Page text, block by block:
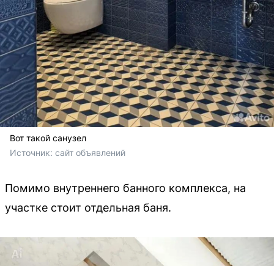
Вот такой санузел
Источник: сайт объявлений
Помимо внутреннего банного комплекса, на
участке стоит отдельная баня.